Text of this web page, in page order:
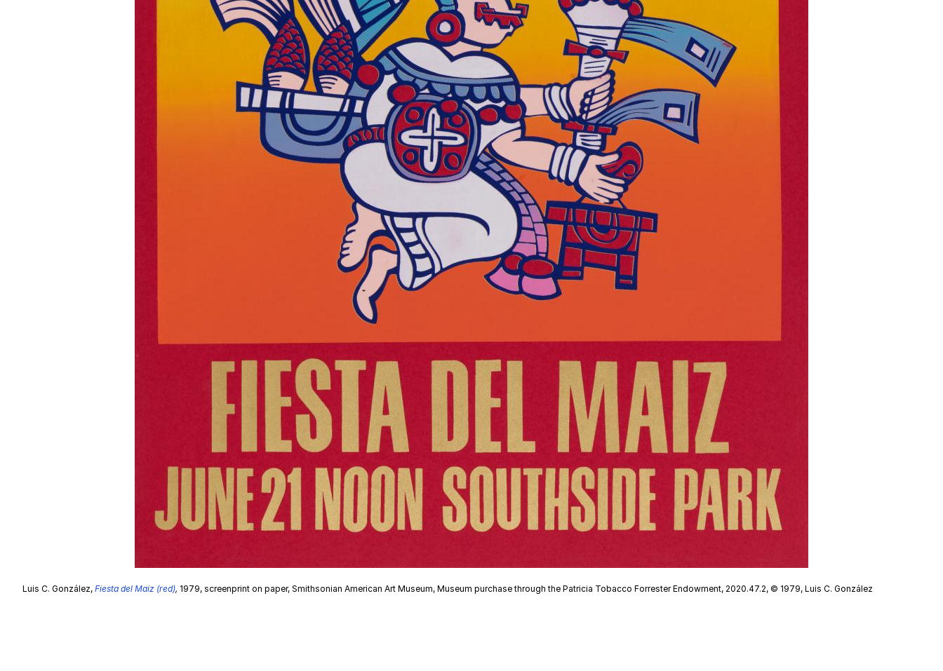
Luis C. González, Fiesta del Maiz (red), 1979, screenprint on paper, Smithsonian American Art Museum, Museum purchase through the Patricia Tobacco Forrester Endowment, 2020.47.2, © 1979, Luis C. González